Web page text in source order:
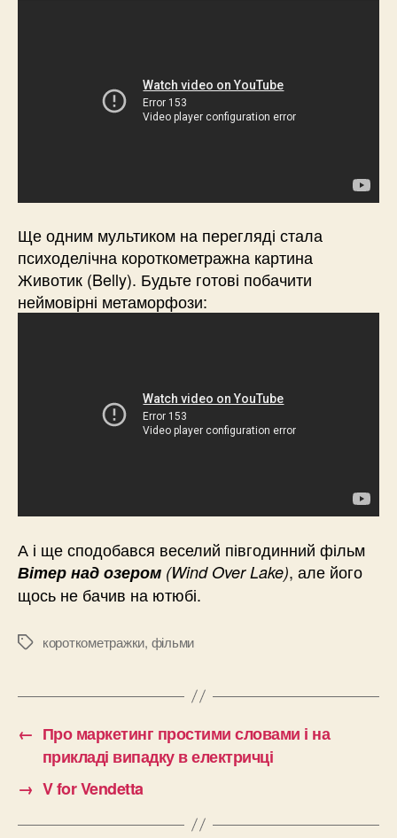
Ще одним мультиком на перегляді стала
психоделічна короткометражна картина
Животик (Belly). Будьте готові побачити
неймовірні метаморфози:
А і ще сподобався веселий півгодинний фільм
Вітер над озером (Wind Over Lake), але його
щось не бачив на ютюбі.
Позначкикороткометражки, фільми
← Про маркетинг простими словами і на
прикладі випадку в електричці
→ V for Vendetta